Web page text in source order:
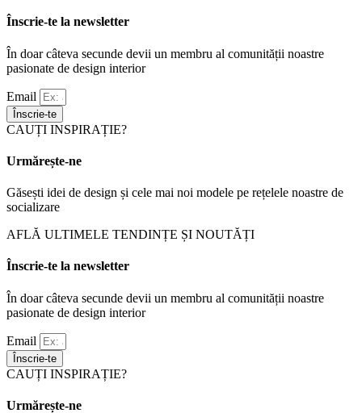
Înscrie-te la newsletter
În doar câteva secunde devii un membru al comunității noastre
pasionate de design interior
Email
Înscrie-te
CAUȚI INSPIRAȚIE?
Urmărește-ne
Găsești idei de design și cele mai noi modele pe rețelele noastre de
socializare
AFLĂ ULTIMELE TENDINȚE ȘI NOUTĂȚI
Înscrie-te la newsletter
În doar câteva secunde devii un membru al comunității noastre
pasionate de design interior
Email
Înscrie-te
CAUȚI INSPIRAȚIE?
Urmărește-ne